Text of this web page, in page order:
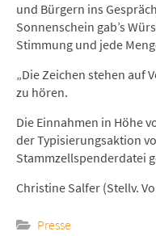
und Bürgern ins
Sonnenschein gab’s
Stimmung und jede
„Die Zeichen stehen auf
zu hören.
Die Einnahmen in Höhe
der Typisierungsaktion
Stammzellspenderdatei
Christine Salfer (Stellv.
Presse